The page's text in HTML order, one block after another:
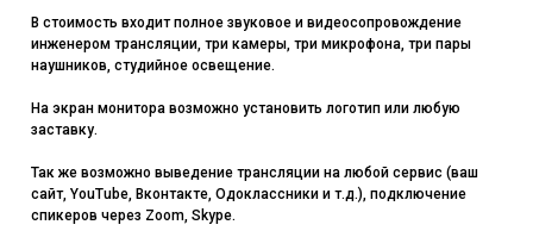
В стоимость входит полное звуковое и видеосопровождение
инженером трансляции, три камеры, три микрофона, три пары
наушников, студийное освещение.
На экран монитора возможно установить логотип или любую
заставку.
Так же возможно выведение трансляции на любой сервис (ваш
сайт, YouTube, Вконтакте, Одоклассники и т.д.), подключение
спикеров через Zoom, Skype.